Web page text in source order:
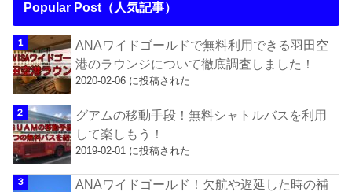
Popular Post（人気記事）
ANAワイドゴールドで無料利用できる羽田空
港のラウンジについて徹底調査しました！
2020-02-06 に投稿された
グアムの移動手段！無料シャトルバスを利用
して楽しもう！
2019-02-01 に投稿された
ANAワイドゴールド！欠航や遅延した時の補